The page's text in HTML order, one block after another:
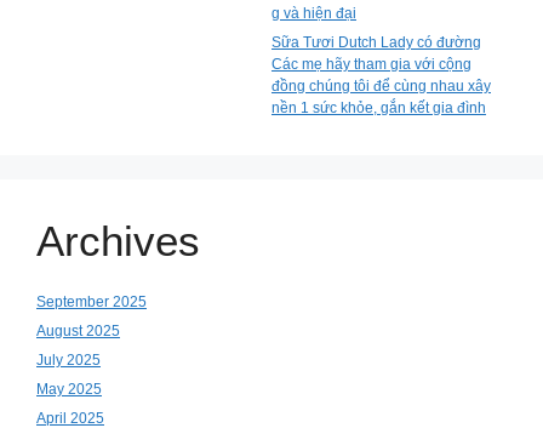
g và hiện đại
Sữa Tươi Dutch Lady có đường
Các mẹ hãy tham gia với cộng
đồng chúng tôi để cùng nhau xây
nền 1 sức khỏe, gắn kết gia đình
Archives
September 2025
August 2025
July 2025
May 2025
April 2025